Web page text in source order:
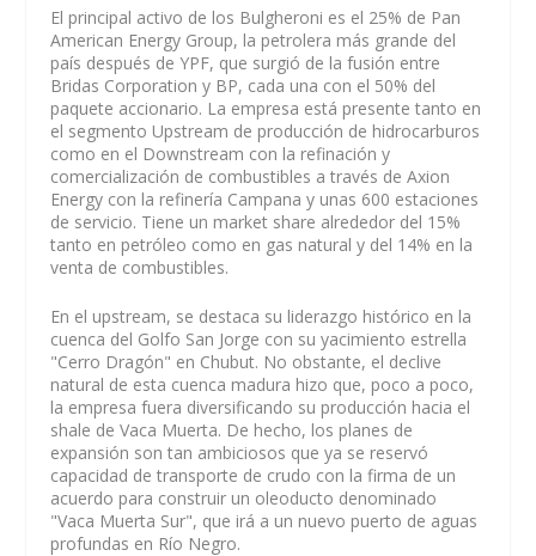
El principal activo de los Bulgheroni es el 25% de Pan
American Energy Group, la petrolera más grande del
país después de YPF, que surgió de la fusión entre
Bridas Corporation y BP, cada una con el 50% del
paquete accionario. La empresa está presente tanto en
el segmento Upstream de producción de hidrocarburos
como en el Downstream con la refinación y
comercialización de combustibles a través de Axion
Energy con la refinería Campana y unas 600 estaciones
de servicio. Tiene un market share alrededor del 15%
tanto en petróleo como en gas natural y del 14% en la
venta de combustibles.
En el upstream, se destaca su liderazgo histórico en la
cuenca del Golfo San Jorge con su yacimiento estrella
"Cerro Dragón" en Chubut. No obstante, el declive
natural de esta cuenca madura hizo que, poco a poco,
la empresa fuera diversificando su producción hacia el
shale de Vaca Muerta. De hecho, los planes de
expansión son tan ambiciosos que ya se reservó
capacidad de transporte de crudo con la firma de un
acuerdo para construir un oleoducto denominado
"Vaca Muerta Sur", que irá a un nuevo puerto de aguas
profundas en Río Negro.